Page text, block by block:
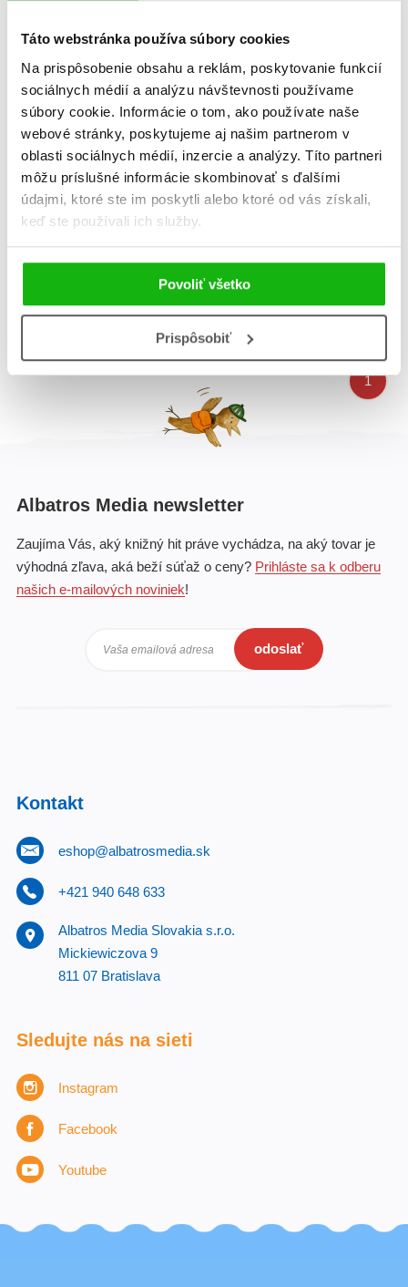
Táto webstránka používa súbory cookies
Na prispôsobenie obsahu a reklám, poskytovanie funkcií
sociálnych médií a analýzu návštevnosti používame
súbory cookie. Informácie o tom, ako používate naše
webové stránky, poskytujeme aj našim partnerom v
oblasti sociálnych médií, inzercie a analýzy. Títo partneri
môžu príslušné informácie skombinovať s ďalšími
údajmi, ktoré ste im poskytli alebo ktoré od vás získali,
keď ste používali ich služby.
Povoliť všetko
Prispôsobiť
B
N
Rozprávky pre 1-ročné
Fiona Munro
Celkom kníh: 3
1
Albatros Media newsletter
Zaujíma Vás, aký knižný hit práve vychádza, na aký tovar je
výhodná zľava, aká beží súťaž o ceny? Prihláste sa k odberu
našich e-mailových noviniek!
Vaša emailová adresa odoslať
Kontakt
eshop@albatrosmedia.sk
+421 940 648 633
Albatros Media Slovakia s.r.o.
Mickiewiczova 9
811 07 Bratislava
Sledujte nás na sieti
Instagram
Facebook
Youtube